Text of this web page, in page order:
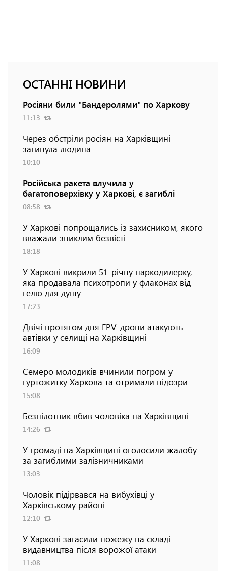
ОСТАННІ НОВИНИ
Росіяни били "Бандеролями" по Харкову
11:13
Через обстріли росіян на Харківщині
загинула людина
10:10
Російська ракета влучила у
багатоповерхівку у Харкові, є загиблі
08:58
У Харкові попрощались із захисником, якого
вважали зниклим безвісті
18:18
У Харкові викрили 51-річну наркодилерку,
яка продавала психотропи у флаконах від
гелю для душу
17:23
Двічі протягом дня FPV-дрони атакують
автівки у селищі на Харківщині
16:09
Семеро молодиків вчинили погром у
гуртожитку Харкова та отримали підозри
15:08
Безпілотник вбив чоловіка на Харківщині
14:26
У громаді на Харківщині оголосили жалобу
за загиблими залізничниками
13:03
Чоловік підірвався на вибухівці у
Харківському районі
12:10
У Харкові загасили пожежу на складі
видавництва після ворожої атаки
11:08